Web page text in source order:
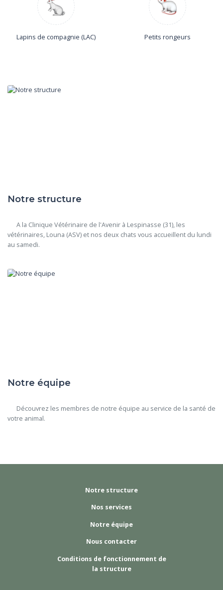
Lapins de compagnie (LAC) Petits rongeurs
Notre structure
vétérinaires, Louna (ASV) et nos deux chats vous accueillent du lundi
au samedi.
Notre équipe
votre animal.
Notre structure
Nos services
Notre équipe
Nous contacter
Conditions de fonctionnement de
la structure